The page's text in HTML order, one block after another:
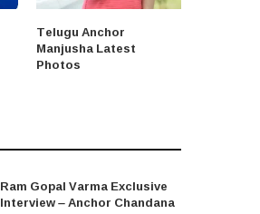
Telugu Anchor
Manjusha Latest
Photos
Ram Gopal Varma Exclusive
Interview – Anchor Chandana